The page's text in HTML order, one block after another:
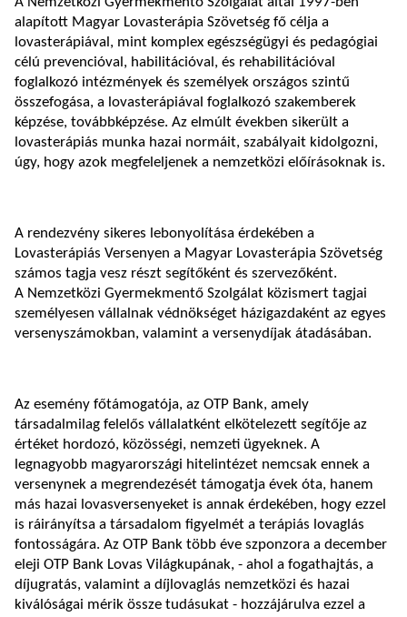
alapított Magyar Lovasterápia Szövetség fő célja a
lovasterápiával, mint komplex egészségügyi és pedagógiai
célú prevencióval, habilitációval, és rehabilitációval
foglalkozó intézmények és személyek országos szintű
összefogása, a lovasterápiával foglalkozó szakemberek
képzése, továbbképzése. Az elmúlt években sikerült a
lovasterápiás munka hazai normáit, szabályait kidolgozni,
úgy, hogy azok megfeleljenek a nemzetközi előírásoknak is.
A rendezvény sikeres lebonyolítása érdekében a
Lovasterápiás Versenyen a Magyar Lovasterápia Szövetség
számos tagja vesz részt segítőként és szervezőként.
A Nemzetközi Gyermekmentő Szolgálat közismert tagjai
személyesen vállalnak védnökséget házigazdaként az egyes
versenyszámokban, valamint a versenydíjak átadásában.
Az esemény főtámogatója, az OTP Bank, amely
társadalmilag felelős vállalatként elkötelezett segítője az
értéket hordozó, közösségi, nemzeti ügyeknek. A
legnagyobb magyarországi hitelintézet nemcsak ennek a
versenynek a megrendezését támogatja évek óta, hanem
más hazai lovasversenyeket is annak érdekében, hogy ezzel
is ráirányítsa a társadalom figyelmét a terápiás lovaglás
fontosságára. Az OTP Bank több éve szponzora a december
eleji OTP Bank Lovas Világkupának, - ahol a fogathajtás, a
díjugratás, valamint a díjlovaglás nemzetközi és hazai
kiválóságai mérik össze tudásukat - hozzájárulva ezzel a